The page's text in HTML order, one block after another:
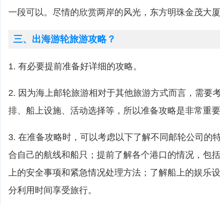
一段可以。尽情的欣赏两岸的风光，东方明珠金茂大
三、出海游轮旅游攻略？
1. 有必要提前准备好详细的攻略。
2. 因为海上邮轮旅游相对于其他旅游方式而言，需要
排、船上设施、活动选择等，所以准备攻略是非常重
3. 在准备攻略时，可以考虑以下了解不同邮轮公司的
合自己的航线和船只；提前了解各个港口的情况，包
上的安全事项和紧急情况处理方法；了解船上的娱乐
分利用时间享受旅行。